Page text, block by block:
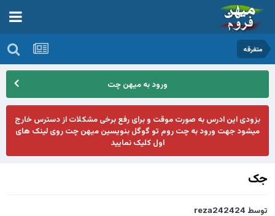
متفرقه
ورود به میهن چت
بزودی این ادرس به صورت موقت و برای رفع برخی مشکلات از دسترس خارج
میشود جهت ورود به چت روم تو گوگل بنویسین میهن چت روی لینک های
اول کلیک نمایید
جک
توسط reza242424